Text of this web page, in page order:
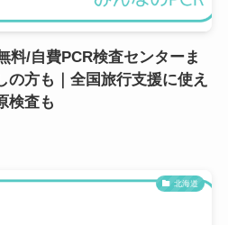
料/自費PCR検査センターま
の方も｜全国旅行支援に使え
検査も
北海道